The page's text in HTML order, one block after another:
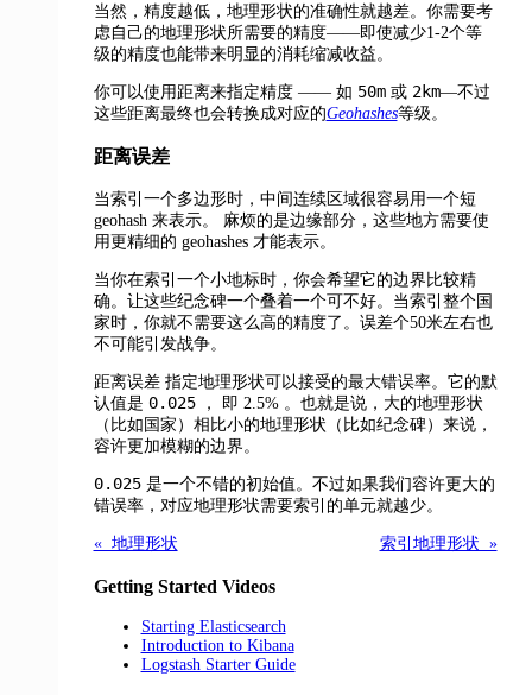
当然，精度越低，地理形状的准确性就越差。你需要考
虑自己的地理形状所需要的精度——即使减少1-2个等
级的精度也能带来明显的消耗缩减收益。
你可以使用距离来指定精度 —— 如 50m或 2km—不过
这些距离最终也会转换成对应的Geohashes等级。
距离误差
当索引一个多边形时，中间连续区域很容易用一个短
geohash 来表示。
麻烦的是边缘部分，这些地方需要使
用更精细的 geohashes 才能表示。
当你在索引一个小地标时，你会希望它的边界比较精
确。让这些纪念碑一个叠着一个可不好。当索引整个国
家时，你就不需要这么高的精度了。误差个50米左右也
不可能引发战争。
距离误差指定地理形状可以接受的最大错误率。它的默
认值是 0.025， 即 2.5% 。也就是说，大的地理形状
（比如国家）相比小的地理形状（比如纪念碑）来说，
容许更加模糊的边界。
0.025是一个不错的初始值。不过如果我们容许更大的
错误率，对应地理形状需要索引的单元就越少。
« 地理形状 索引地理形状 »
Getting Started Videos
Starting Elasticsearch
Introduction to Kibana
Logstash Starter Guide